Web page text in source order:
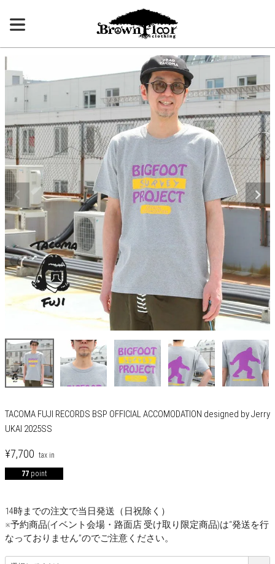
TACOMA FUJI RECORDS BSP OFFICIAL ACCOMODATION designed by Jerry
UKAI 2025SS
¥7,700
77 point
14時までの注文で当日発送（日祝除く）
※予約商品(イベント会場・路面店 受け取り限定商品)は“発送を行
なっておりません”のでご注意ください。